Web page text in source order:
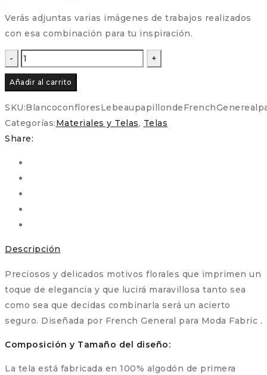
Verás adjuntas varias imágenes de trabajos realizados
con esa combinación para tu inspiración.
Tela
de
Patchwork
Colección
Le
beau
de
French
General
para
Moda
Fabrics
13
cantidad
Añadir al carrito
SKU:
Categorías:Materiales y Telas, Telas
Share:
Descripción
Preciosos y delicados motivos florales que imprimen un
toque de elegancia y que lucirá maravillosa tanto sea
como sea que decidas combinarla será un acierto
seguro. Diseñada por French General para Moda Fabric .
Composición y Tamaño del diseño:
La tela está fabricada en 100% algodón de primera